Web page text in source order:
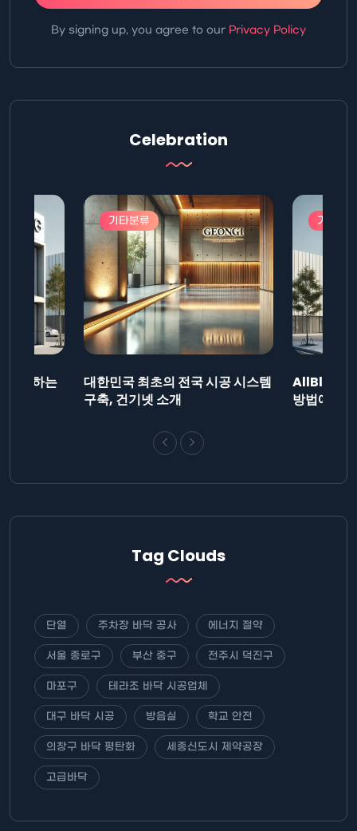
By signing up, you agree to our Privacy Policy
Celebration
제출하는
기타분류
대한민국 최초의 전국 시공 시스템
구축, 건기넷 소개
기타분
AllBlog에
방법에 대
Tag Clouds
단열 주차장 바닥 공사 에너지 절약
서울 종로구 부산 중구 전주시 덕진구
마포구 테라조 바닥 시공업체
대구 바닥 시공 방음실 학교 안전
의창구 바닥 평탄화 세종신도시 제약공장
고급바닥